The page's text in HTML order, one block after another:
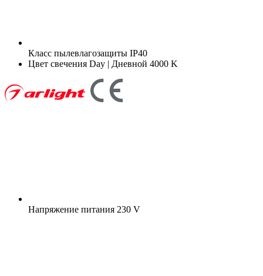
Класс пылевлагозащиты IP40
Цвет свечения Day | Дневной 4000 K
Напряжение питания 230 V